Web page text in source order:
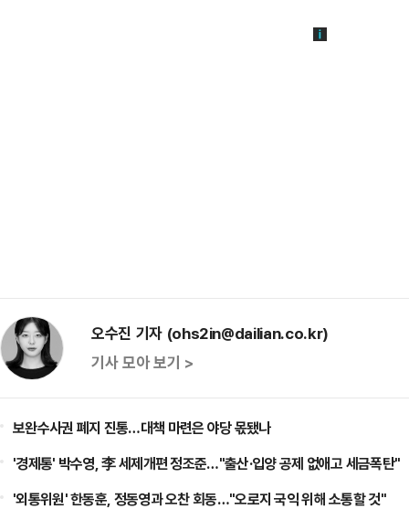
오수진 기자 (ohs2in@dailian.co.kr)
기사 모아 보기 >
보완수사권 폐지 진통…대책 마련은 야당 몫됐나
'경제통' 박수영, 李 세제개편 정조준…"출산·입양 공제 없애고 세금폭탄"
'외통위원' 한동훈, 정동영과 오찬 회동…"오로지 국익 위해 소통할 것"